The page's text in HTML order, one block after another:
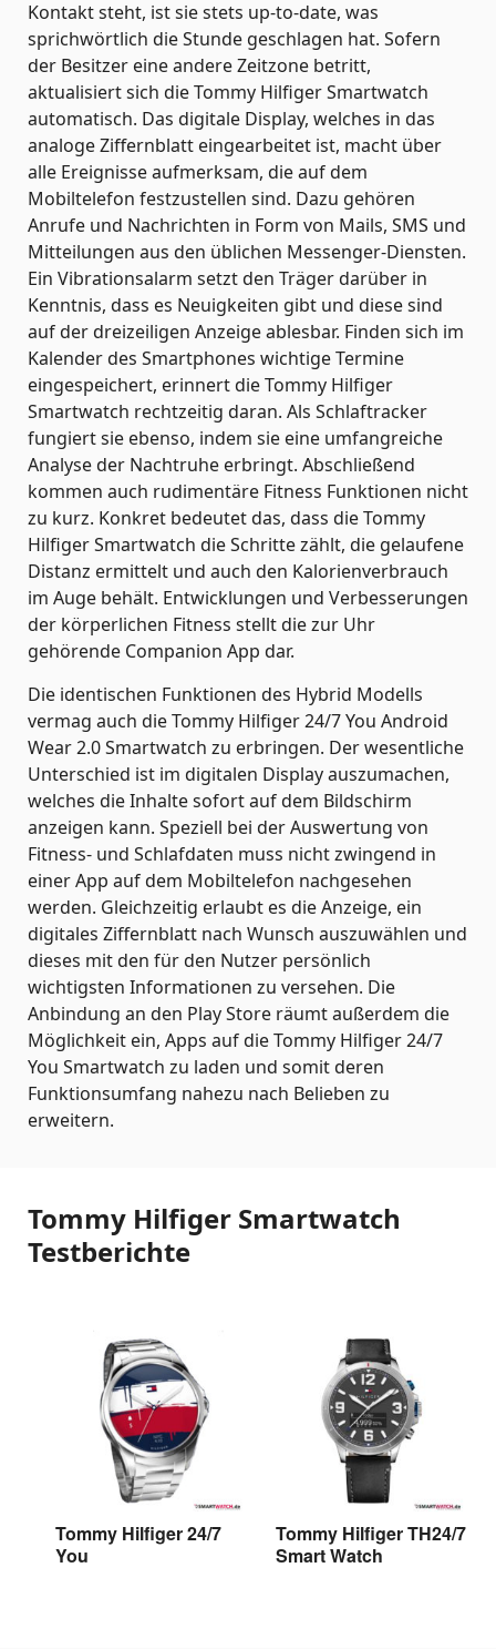
Kontakt steht, ist sie stets up-to-date, was
sprichwörtlich die Stunde geschlagen hat. Sofern
der Besitzer eine andere Zeitzone betritt,
aktualisiert sich die Tommy Hilfiger Smartwatch
automatisch. Das digitale Display, welches in das
analoge Ziffernblatt eingearbeitet ist, macht über
alle Ereignisse aufmerksam, die auf dem
Mobiltelefon festzustellen sind. Dazu gehören
Anrufe und Nachrichten in Form von Mails, SMS und
Mitteilungen aus den üblichen Messenger-Diensten.
Ein Vibrationsalarm setzt den Träger darüber in
Kenntnis, dass es Neuigkeiten gibt und diese sind
auf der dreizeiligen Anzeige ablesbar. Finden sich im
Kalender des Smartphones wichtige Termine
eingespeichert, erinnert die Tommy Hilfiger
Smartwatch rechtzeitig daran. Als Schlaftracker
fungiert sie ebenso, indem sie eine umfangreiche
Analyse der Nachtruhe erbringt. Abschließend
kommen auch rudimentäre Fitness Funktionen nicht
zu kurz. Konkret bedeutet das, dass die Tommy
Hilfiger Smartwatch die Schritte zählt, die gelaufene
Distanz ermittelt und auch den Kalorienverbrauch
im Auge behält. Entwicklungen und Verbesserungen
der körperlichen Fitness stellt die zur Uhr
gehörende Companion App dar.
Die identischen Funktionen des Hybrid Modells
vermag auch die Tommy Hilfiger 24/7 You Android
Wear 2.0 Smartwatch zu erbringen. Der wesentliche
Unterschied ist im digitalen Display auszumachen,
welches die Inhalte sofort auf dem Bildschirm
anzeigen kann. Speziell bei der Auswertung von
Fitness- und Schlafdaten muss nicht zwingend in
einer App auf dem Mobiltelefon nachgesehen
werden. Gleichzeitig erlaubt es die Anzeige, ein
digitales Ziffernblatt nach Wunsch auszuwählen und
dieses mit den für den Nutzer persönlich
wichtigsten Informationen zu versehen. Die
Anbindung an den Play Store räumt außerdem die
Möglichkeit ein, Apps auf die Tommy Hilfiger 24/7
You Smartwatch zu laden und somit deren
Funktionsumfang nahezu nach Belieben zu
erweitern.
Tommy Hilfiger Smartwatch
Testberichte
Tommy Hilfiger 24/7
You
Tommy Hilfiger TH24/7
Smart Watch